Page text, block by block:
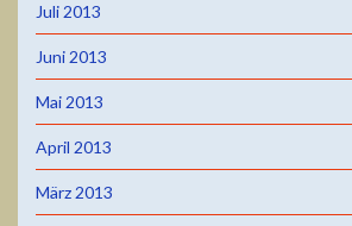
Juli 2013
Juni 2013
Mai 2013
April 2013
März 2013